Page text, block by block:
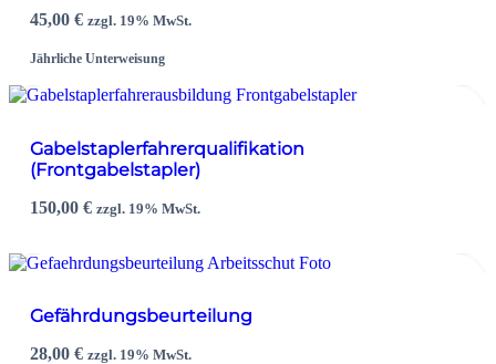
45,00€ zzgl. 19% MwSt.
Jährliche Unterweisung
Gabelstaplerfahrerqualifikation
(Frontgabelstapler)
150,00€ zzgl. 19% MwSt.
Gefährdungsbeurteilung
28,00€ zzgl. 19% MwSt.